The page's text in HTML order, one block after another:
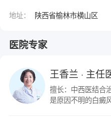
地址： 陕西省榆林市横山区
医院专家
王香兰 · 主任
擅长：中西医结合
是原因不明的白癜